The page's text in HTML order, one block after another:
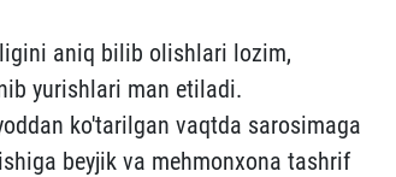
aniq bilib olishlari lozim,
yurishlari man etiladi.
ko'tarilgan vaqtda sarosimaga
beyjik va mehmonxona tashrif